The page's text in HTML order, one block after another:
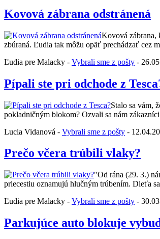
Kovová zábrana odstránená
Kovová zábrana,
zbúraná. Ľudia tak môžu opäť prechádzať cez
Ľudia pre Malacky - Vybrali sme z pošty -
Pípali ste pri odchode z
Stalo sa vám,
pokladničným blokom? Ozvali sa nám
Lucia Vidanová - Vybrali sme z pošty -
Prečo včera trúbili vlaky?
"Od rána (29. 3.)
priecestiu oznamujú hlučným trúbením. Dieťa
Ľudia pre Malacky - Vybrali sme z pošty -
Parkujúce auto blokuje